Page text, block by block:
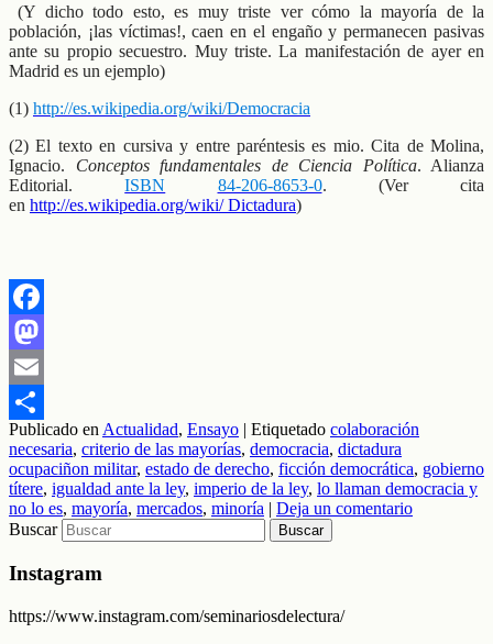
(Y dicho todo esto, es muy triste ver cómo la mayoría de la
población, ¡las víctimas!, caen en el engaño y permanecen pasivas
ante su propio secuestro. Muy triste. La manifestación de ayer en
Madrid es un ejemplo)
(1) http://es.wikipedia.org/wiki/Democracia
(2) El texto en cursiva y entre paréntesis es mio. Cita de Molina,
Ignacio. Conceptos fundamentales de Ciencia Política. Alianza
Editorial.ISBN 84-206-8653-0. (Ver cita
en http://es.wikipedia.org/wiki/Dictadura)
Facebook
Mastodon
Email
Compartir
Publicado en Actualidad, Ensayo | Etiquetado colaboración
necesaria, criterio de las mayorías, democracia, dictadura
ocupaciñon militar, estado de derecho, ficción democrática, gobierno
títere, igualdad ante la ley, imperio de la ley, lo llaman democracia y
no lo es, mayoría, mercados, minoría | Deja un comentario
Buscar
Instagram
https://www.instagram.com/seminariosdelectura/